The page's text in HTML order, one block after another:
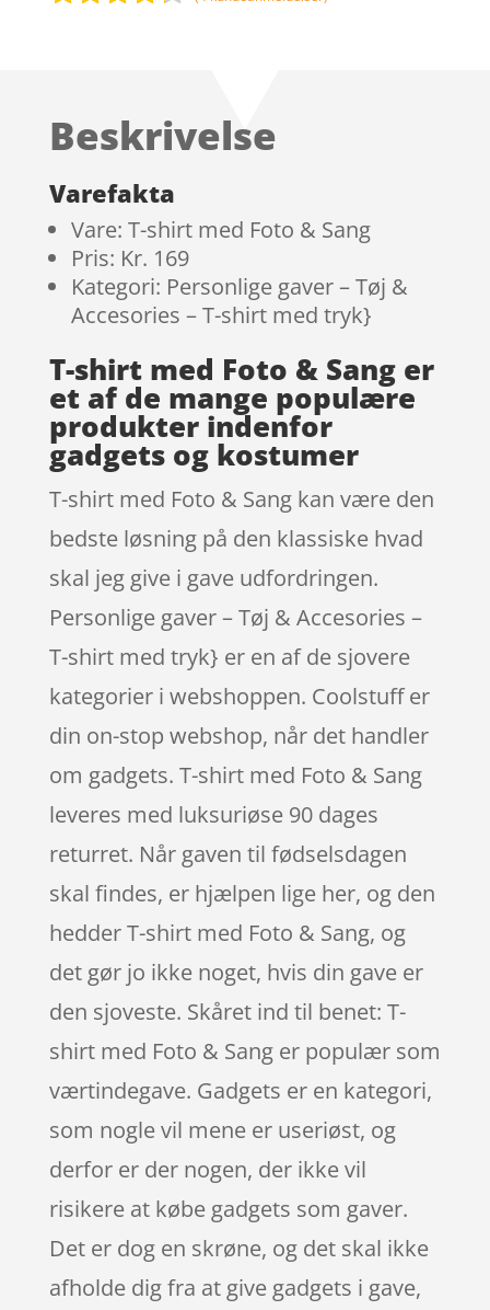
på
mmelser
Beskrivelse
Varefakta
Vare: T-shirt med Foto & Sang
Pris: Kr. 169
Kategori: Personlige gaver – Tøj &
Accesories – T-shirt med tryk}
T-shirt med Foto & Sang er
et af de mange populære
produkter indenfor
gadgets og kostumer
T-shirt med Foto & Sang kan være den
bedste løsning på den klassiske hvad
skal jeg give i gave udfordringen.
Personlige gaver – Tøj & Accesories –
T-shirt med tryk} er en af de sjovere
kategorier i webshoppen. Coolstuff er
din on-stop webshop, når det handler
om gadgets. T-shirt med Foto & Sang
leveres med luksuriøse 90 dages
returret. Når gaven til fødselsdagen
skal findes, er hjælpen lige her, og den
hedder T-shirt med Foto & Sang, og
det gør jo ikke noget, hvis din gave er
den sjoveste. Skåret ind til benet: T-
shirt med Foto & Sang er populær som
værtindegave. Gadgets er en kategori,
som nogle vil mene er useriøst, og
derfor er der nogen, der ikke vil
risikere at købe gadgets som gaver.
Det er dog en skrøne, og det skal ikke
afholde dig fra at give gadgets i gave,